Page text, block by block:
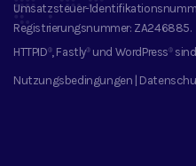
Umsatzsteuer-
Registrierungsnummer: ZA246885.
HTTPID®, Fastly® und WordPress®
Nutzungsbedingungen |